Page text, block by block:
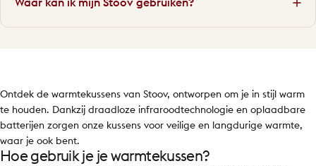
Waar kan ik mijn Stoov gebruiken?
Ontdek de warmtekussens van Stoov, ontworpen om je in stijl warm
te houden. Dankzij draadloze infraroodtechnologie en oplaadbare
batterijen zorgen onze kussens voor veilige en langdurige warmte,
waar je ook bent.
Hoe gebruik je je warmtekussen?